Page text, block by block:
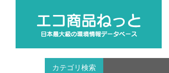
カテゴリ検索